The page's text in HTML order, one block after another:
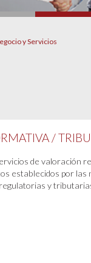
y Servicios
/
de valoración
establecidos por las
y